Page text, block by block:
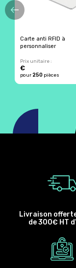
Carte anti RFID à
personnaliser
Prix unitaire :
€
pour250 pièces
Livraison
de 300€ HT